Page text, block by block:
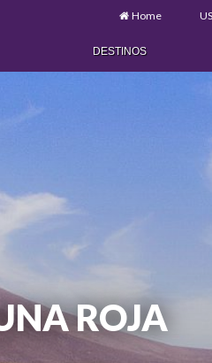
Home
DESTINOS
ROJA